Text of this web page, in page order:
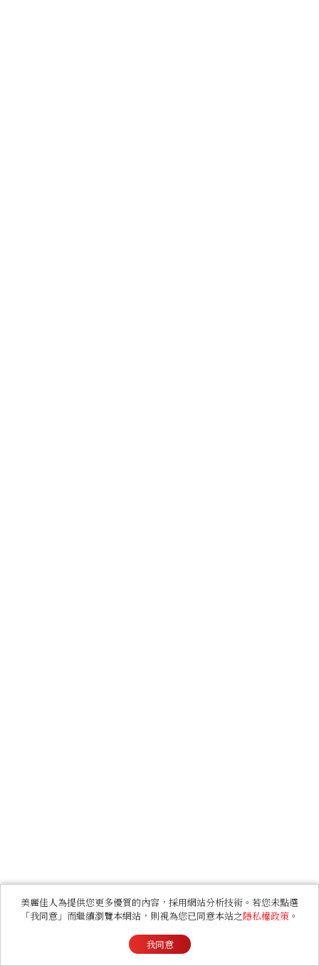
美麗佳人為提供您更多優質的內容，採用網站分析技術。若您未點選
「我同意」而繼續瀏覽本網站，則視為您已同意本站之隱私權政策 。
我同意